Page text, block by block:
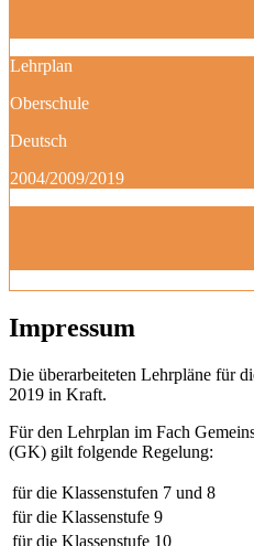
Lehrplan
Oberschule
Deutsch
2004/2009/2019
Impressum
Die überarbeiteten Lehrpläne für
2019 in Kraft.
Für den Lehrplan im Fach
(GK) gilt folgende Regelung:
für die Klassenstufen 7 und 8
für die Klassenstufe 9
für die Klassenstufe 10